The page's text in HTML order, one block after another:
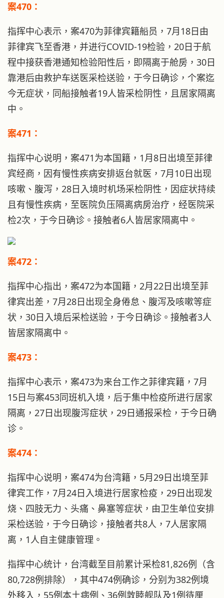
案470：
指挥中心表示，案470为菲律宾籍船员，7月18日由
菲律宾飞至香港，并进行COVID-19检验，20日于航
程中接获香港通知检验阳性后，即隔离于舱房，30日
靠港后由救护车送医采检送验，于今日确诊，个案迄
今无症状，同船接触者19人皆采检阴性，且居家隔离
中。
案471：
指挥中心说明，案471为本国籍，1月8日出境至菲律
宾经商，因有慢性疾病安排返台就医，7月10日出现
咳嗽、腹泻，28日入境时机场采检阴性，因症状持续
且有慢性疾病，至医院负压隔离病房治疗，经医院采
检2次，于今日确诊。接触者6人皆居家隔离中。
案472：
指挥中心指出，案472为本国籍，2月22日出境至菲
律宾出差，7月28日出现全身倦怠、腹泻及咳嗽等症
状，30日入境后采检送验，于今日确诊。接触者3人
皆居家隔离中。
案473：
指挥中心表示，案473为来台工作之菲律宾籍，7月
15日与案453同班机入境，后于集中检疫所进行居家
隔离，27日出现腹泻症状，29日通报采检，于今日确
诊。
案474：
指挥中心说明，案474为台湾籍，5月29日出境至菲
律宾工作，7月24日入境进行居家检疫，29日出现发
烧、四肢无力、头痛、鼻塞等症状，由卫生单位安排
采检送验，于今日确诊，接触者共8人，7人居家隔
离，1人自主健康管理。
指挥中心统计，台湾截至目前累计采检81,826例（含
80,728例排除），其中474例确诊，分别为382例境
外移入，55例本土病例、36例敦睦舰队及1例待厘